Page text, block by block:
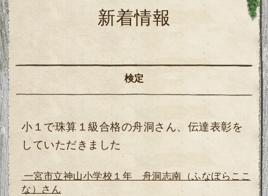
新着情報
検定
小１で珠算１級合格の舟洞さん、伝達表彰を
していただきました
一宮市立神山小学校１年 舟洞志南（ふなぼらここ
な）さん